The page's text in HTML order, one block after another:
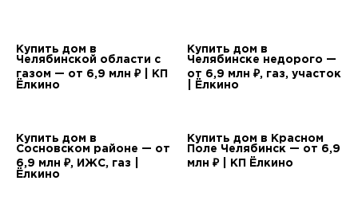
Купить дом в
Челябинской области с
газом — от 6,9 млн ₽ | КП
Ёлкино
Купить дом в
Челябинске недорого —
от 6,9 млн ₽, газ, участок
| Ёлкино
Купить дом в
Сосновском районе — от
6,9 млн ₽, ИЖС, газ |
Ёлкино
Купить дом в Красном
Поле Челябинск — от 6,9
млн ₽ | КП Ёлкино